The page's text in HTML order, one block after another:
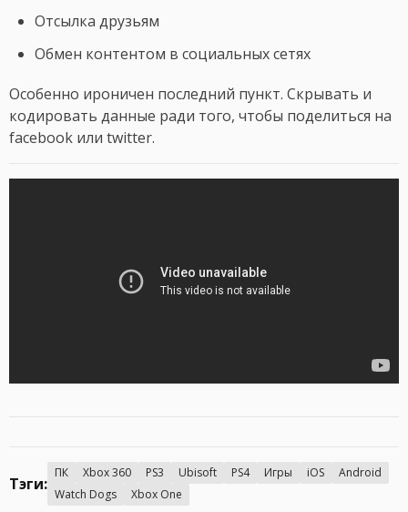
Отсылка друзьям
Обмен контентом в социальных сетях
Особенно ироничен последний пункт. Скрывать и
кодировать данные ради того, чтобы поделиться на
facebook или twitter.
Тэги:
ПК Xbox 360 PS3 Ubisoft PS4 Игры iOS
Android
Watch Dogs
Xbox One